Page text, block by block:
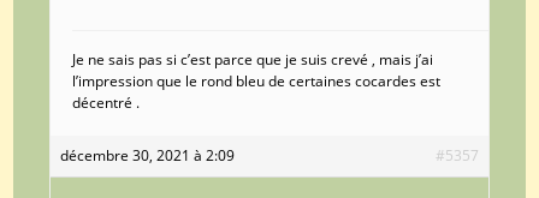
Je ne sais pas si c’est parce que je suis crevé , mais j’ai
l’impression que le rond bleu de certaines cocardes est
décentré .
décembre 30, 2021 à 2:09 #5357